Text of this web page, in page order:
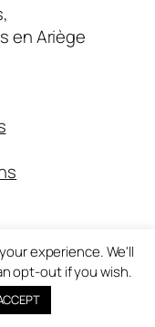
en Ariège
avecWordPress
experience. We'll
opt-out if you wish.